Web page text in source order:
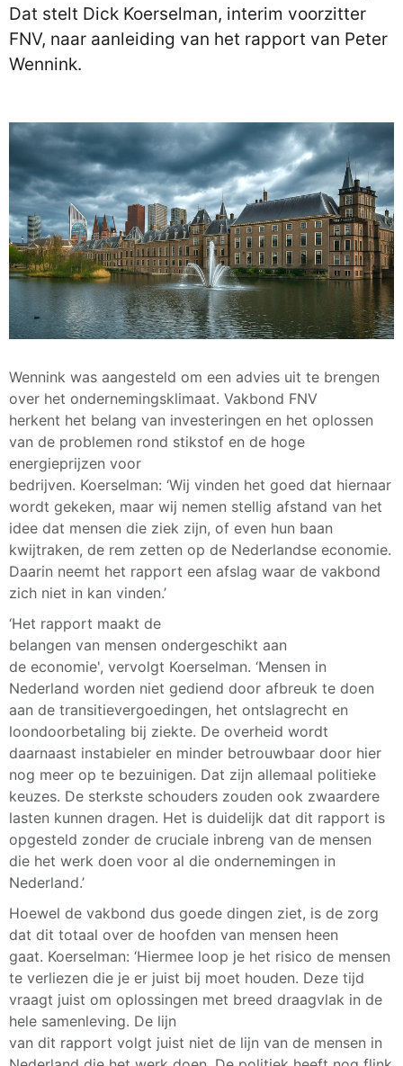
Dat stelt Dick Koerselman, interim voorzitter
FNV, naar aanleiding van het rapport van Peter
Wennink.
Wennink was aangesteld om een advies uit te brengen
over het ondernemingsklimaat. Vakbond FNV
herkent het belang van investeringen en het oplossen
van de problemen rond stikstof en de hoge
energieprijzen voor
bedrijven. Koerselman: ‘Wij vinden het goed dat hiernaar
wordt gekeken, maar wij nemen stellig afstand van het
idee dat mensen die ziek zijn, of even hun baan
kwijtraken, de rem zetten op de Nederlandse economie.
Daarin neemt het rapport een afslag waar de vakbond
zich niet in kan vinden.’
‘Het rapport maakt de
belangen van mensen ondergeschikt aan
de economie', vervolgt Koerselman. ‘Mensen in
Nederland worden niet gediend door afbreuk te doen
aan de transitievergoedingen, het ontslagrecht en
loondoorbetaling bij ziekte. De overheid wordt
daarnaast instabieler en minder betrouwbaar door hier
nog meer op te bezuinigen. Dat zijn allemaal politieke
keuzes. De sterkste schouders zouden ook zwaardere
lasten kunnen dragen. Het is duidelijk dat dit rapport is
opgesteld zonder de cruciale inbreng van de mensen
die het werk doen voor al die ondernemingen in
Nederland.’
Hoewel de vakbond dus goede dingen ziet, is de zorg
dat dit totaal over de hoofden van mensen heen
gaat. Koerselman: ‘Hiermee loop je het risico de mensen
te verliezen die je er juist bij moet houden. Deze tijd
vraagt juist om oplossingen met breed draagvlak in de
hele samenleving. De lijn
van dit rapport volgt juist niet de lijn van de mensen in